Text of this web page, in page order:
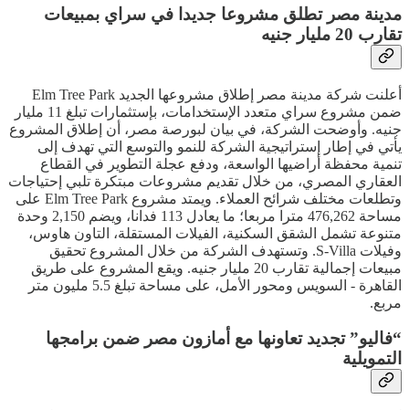
مدينة مصر تطلق مشروعا جديدا في سراي بمبيعات
تقارب 20 مليار جنيه
أعلنت شركة مدينة مصر إطلاق مشروعها الجديد Elm Tree Park
ضمن مشروع سراي متعدد الإستخدامات، بإستثمارات تبلغ 11 مليار
جنيه. وأوضحت الشركة، في بيان لبورصة مصر، أن إطلاق المشروع
يأتي في إطار إستراتيجية الشركة للنمو والتوسع التي تهدف إلى
تنمية محفظة أراضيها الواسعة، ودفع عجلة التطوير في القطاع
العقاري المصري، من خلال تقديم مشروعات مبتكرة تلبي إحتياجات
وتطلعات مختلف شرائح العملاء. ويمتد مشروع Elm Tree Park على
مساحة 476,262 مترا مربعا؛ ما يعادل 113 فدانا، ويضم 2,150 وحدة
متنوعة تشمل الشقق السكنية، الفيلات المستقلة، التاون هاوس،
وفيلات S-Villa. وتستهدف الشركة من خلال المشروع تحقيق
مبيعات إجمالية تقارب 20 مليار جنيه. ويقع المشروع على طريق
القاهرة - السويس ومحور الأمل، على مساحة تبلغ 5.5 مليون متر
مربع.
“فاليو” تجديد تعاونها مع أمازون مصر ضمن برامجها
التمويلية